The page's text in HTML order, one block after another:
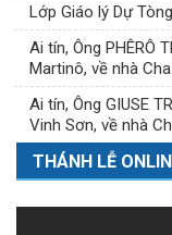
Lớp Giáo lý Dự
Ai tín, Ông PHÊRÔ
Martinô, về nhà Cha
Ai tín, Ông GIUSE
Vinh Sơn, về nhà
THÁNH LỄ